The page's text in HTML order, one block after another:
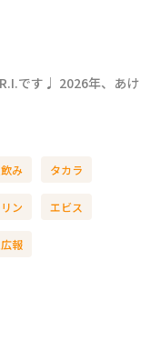
です♩ 2026年、あけ
み タカラ
ン エビス
報